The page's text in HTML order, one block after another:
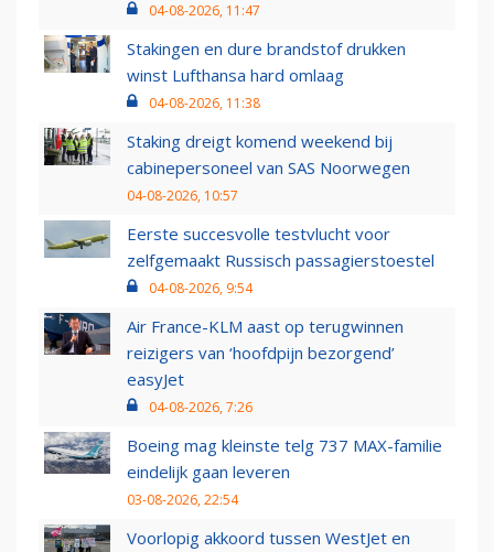
04-08-2026, 11:47
Stakingen en dure brandstof drukken
winst Lufthansa hard omlaag
04-08-2026, 11:38
Staking dreigt komend weekend bij
cabinepersoneel van SAS Noorwegen
04-08-2026, 10:57
Eerste succesvolle testvlucht voor
zelfgemaakt Russisch passagierstoestel
04-08-2026, 9:54
Air France-KLM aast op terugwinnen
reizigers van ‘hoofdpijn bezorgend’
easyJet
04-08-2026, 7:26
Boeing mag kleinste telg 737 MAX-familie
eindelijk gaan leveren
03-08-2026, 22:54
Voorlopig akkoord tussen WestJet en